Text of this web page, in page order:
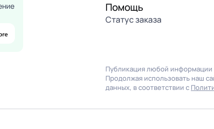
Помощь
Статус заказа
Публикация любой информации
Продолжая использовать наш
данных, в соответствии с